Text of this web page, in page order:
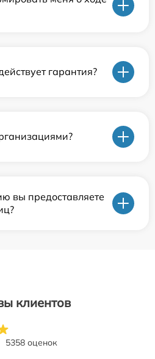
гарантия?
вы предоставляете
клиентов
5358 оценок